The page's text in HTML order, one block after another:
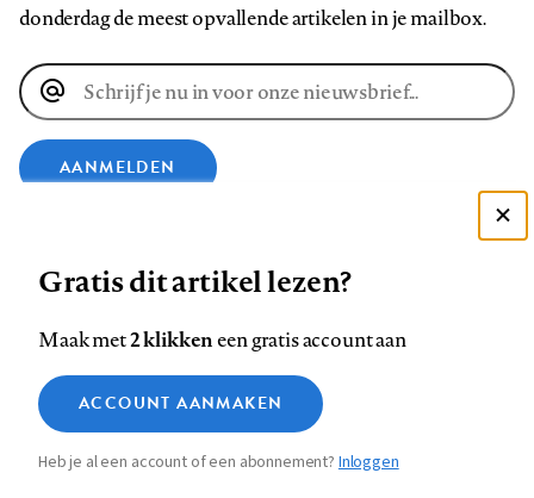
donderdag de meest opvallende artikelen in je mailbox.
E-
mailadres
AANMELDEN
op
Facebook
op
LinkedIn
op
Bluesky
ons
op
InstagramYouTube
Footer
Contact Colofon Disclaimer Privacy
Medische vragen verdienen
betrouwbare antwoorden
Zie onze cookie policy
Analytische cookies
Marketing cookies
Gratis dit artikel lezen?
Maak met2 klikkeneen gratis account aan
ACCOUNT AANMAKEN
Heb je al een account of een abonnement?Inloggen